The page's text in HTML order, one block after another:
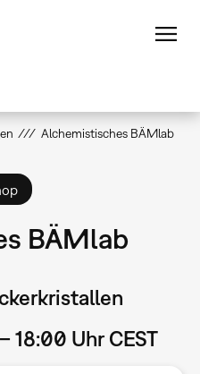
Alchemistisches BÄMlab
BÄMlab
18:00 Uhr CEST